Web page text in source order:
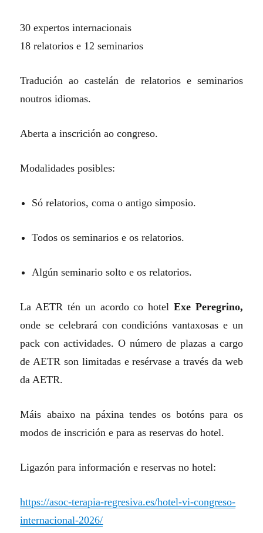
30 expertos internacionais
18 relatorios e 12 seminarios
Tradución ao castelán de relatorios e seminarios
noutros idiomas.
Aberta a inscrición ao congreso.
Modalidades posibles:
Só relatorios, coma o antigo simposio.
Todos os seminarios e os relatorios.
Algún seminario solto e os relatorios.
La AETR tén un acordo co hotel Exe Peregrino,
onde se celebrará con condicións vantaxosas e un
pack con actividades. O número de plazas a cargo
de AETR son limitadas e resérvase a través da web
da AETR.
Máis abaixo na páxina tendes os botóns para os
modos de inscrición e para as reservas do hotel.
Ligazón para información e reservas no hotel:
https://asoc-terapia-regresiva.es/hotel-vi-congreso-
internacional-2026/